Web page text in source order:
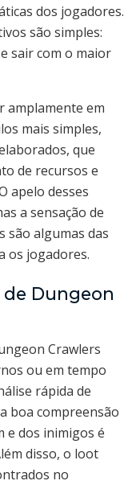
dos jogadores.
são simples:
sair com o maior
amplamente em
mais simples,
que
de recursos e
apelo desses
a sensação de
são algumas das
os jogadores.
Dungeon
Crawlers
ou em tempo
rápida de
boa compreensão
e dos inimigos é
disso, o loot
no